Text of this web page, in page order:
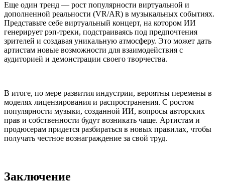
Еще один тренд — рост популярности виртуальной и
дополненной реальности (VR/AR) в музыкальных событиях.
Представьте себе виртуальный концерт, на котором ИИ
генерирует рэп-треки, подстраиваясь под предпочтения
зрителей и создавая уникальную атмосферу. Это может дать
артистам новые возможности для взаимодействия с
аудиторией и демонстрации своего творчества.
В итоге, по мере развития индустрии, вероятны перемены в
моделях лицензирования и распространения. С ростом
популярности музыки, созданной ИИ, вопросы авторских
прав и собственности будут возникать чаще. Артистам и
продюсерам придется разбираться в новых правилах, чтобы
получать честное вознаграждение за свой труд.
Заключение